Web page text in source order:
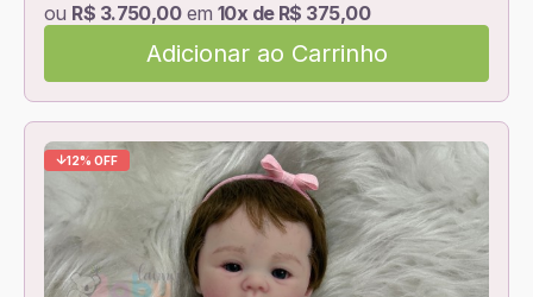
ou R$ 3.750,00em 10x de R$ 375,00
Adicionar ao Carrinho
12% OFF